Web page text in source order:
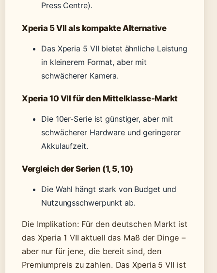
Press Centre).
Xperia 5 VII als kompakte Alternative
Das Xperia 5 VII bietet ähnliche Leistung
in kleinerem Format, aber mit
schwächerer Kamera.
Xperia 10 VII für den Mittelklasse-Markt
Die 10er-Serie ist günstiger, aber mit
schwächerer Hardware und geringerer
Akkulaufzeit.
Vergleich der Serien (1, 5, 10)
Die Wahl hängt stark von Budget und
Nutzungsschwerpunkt ab.
Die Implikation: Für den deutschen Markt ist
das Xperia 1 VII aktuell das Maß der Dinge –
aber nur für jene, die bereit sind, den
Premiumpreis zu zahlen. Das Xperia 5 VII ist